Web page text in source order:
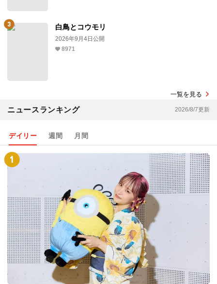
白鳥とコウモリ
2026年9月4日公開
8971
一覧を見る
ニュースランキング 2026/8/7更新
デイリー 週間 月間